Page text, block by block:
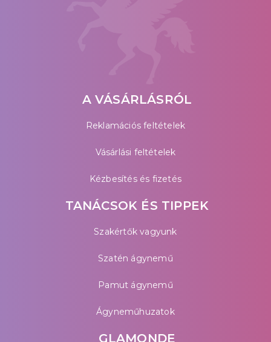
A VÁSÁRLÁSRÓL
Reklamációs feltételek
Vásárlási feltételek
Kézbesítés és fizetés
TANÁCSOK ÉS TIPPEK
Szakértők vagyunk
Szatén ágynemű
Pamut ágynemű
Ágyneműhuzatok
GLAMONDE